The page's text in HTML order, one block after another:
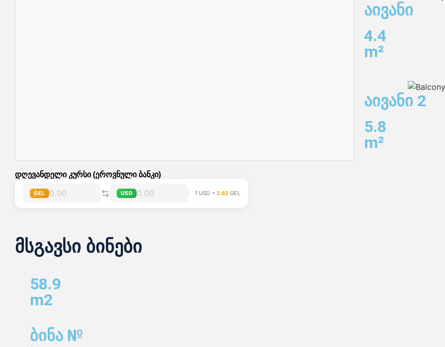
აივანი
4.4
m²
აივანი 2
5.8
m²
დღევანდელი კურსი (ეროვნული ბანკი)
GEL USD 1 USD = 2.62 GEL
მსგავსი ბინები
58.9
m2
ბინა №